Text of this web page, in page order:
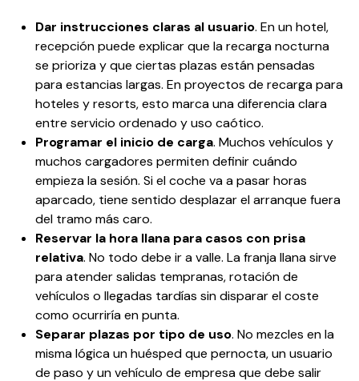
Dar instrucciones claras al usuario. En un hotel,
recepción puede explicar que la recarga nocturna
se prioriza y que ciertas plazas están pensadas
para estancias largas. En proyectos de recarga para
hoteles y resorts, esto marca una diferencia clara
entre servicio ordenado y uso caótico.
Programar el inicio de carga. Muchos vehículos y
muchos cargadores permiten definir cuándo
empieza la sesión. Si el coche va a pasar horas
aparcado, tiene sentido desplazar el arranque fuera
del tramo más caro.
Reservar la hora llana para casos con prisa
relativa. No todo debe ir a valle. La franja llana sirve
para atender salidas tempranas, rotación de
vehículos o llegadas tardías sin disparar el coste
como ocurriría en punta.
Separar plazas por tipo de uso. No mezcles en la
misma lógica un huésped que pernocta, un usuario
de paso y un vehículo de empresa que debe salir